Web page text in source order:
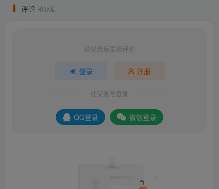
评论 抢沙发
请登录后发表评论
登录 注册
社交账号登录
QQ登录 微信登录